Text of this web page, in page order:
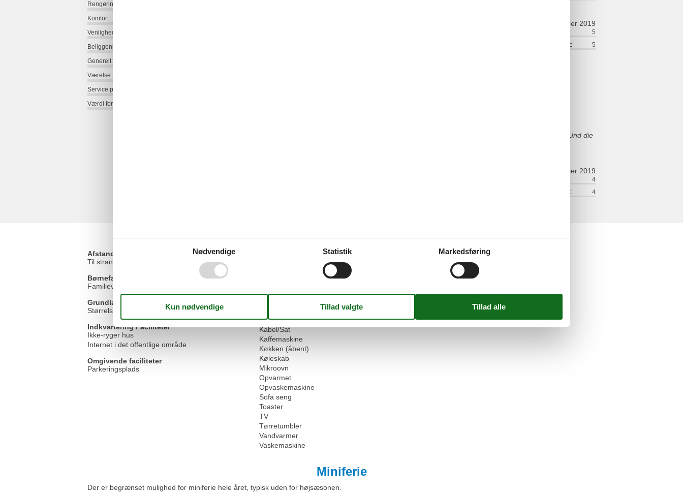
Rengøring:
Komfort:
Venlighed:
Beliggenhed:
Generelt:
Værelse:
Service på stedet:
Værdi for pengene:
oktober 2019
5
Service på stedet:
5
Alles perfekt. Man sollte den Gästen nur schreiben, wo der Abfall entsorgt werden kann. Und die
september 2019
4
Service på stedet:
4
Faciliteter
Afstande
Til stranden
Børnefaciliteter
Familievenlig
Grundlæggende faciliteter
Størrelse
Indkvartering Faciliteter
Ikke-ryger hus
Internet i det offentlige område
Omgivende faciliteter
Parkeringsplads
Internet - WiFi
Kabel/Sat
Kaffemaskine
Køkken (åbent)
Køleskab
Mikroovn
Opvarmet
Opvaskemaskine
Sofa seng
Toaster
TV
Tørretumbler
Vandvarmer
Vaskemaskine
Miniferie
Der er begrænset mulighed for miniferie hele året, typisk uden for højsæsonen.
Nødvendige Statistik Markedsføring